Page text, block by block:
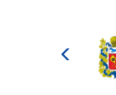
культуры
Российской